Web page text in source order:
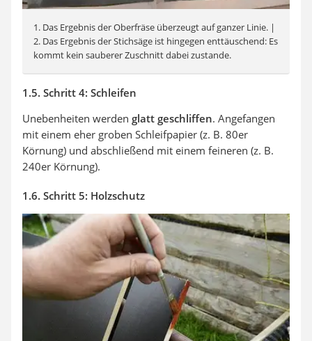
1. Das Ergebnis der Oberfräse überzeugt auf ganzer Linie. |
2. Das Ergebnis der Stichsäge ist hingegen enttäuschend: Es
kommt kein sauberer Zuschnitt dabei zustande.
1.5. Schritt 4: Schleifen
Unebenheiten werden glatt geschliffen. Angefangen
mit einem eher groben Schleifpapier (z. B. 80er
Körnung) und abschließend mit einem feineren (z. B.
240er Körnung).
1.6. Schritt 5: Holzschutz